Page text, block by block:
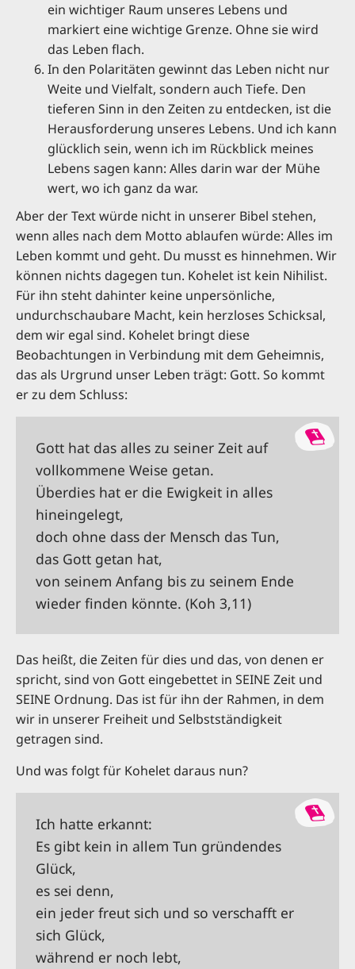
ein wichtiger Raum unseres Lebens und
markiert eine wichtige Grenze. Ohne sie wird
das Leben flach.
In den Polaritäten gewinnt das Leben nicht nur
Weite und Vielfalt, sondern auch Tiefe. Den
tieferen Sinn in den Zeiten zu entdecken, ist die
Herausforderung unseres Lebens. Und ich kann
glücklich sein, wenn ich im Rückblick meines
Lebens sagen kann: Alles darin war der Mühe
wert, wo ich ganz da war.
Aber der Text würde nicht in unserer Bibel stehen,
wenn alles nach dem Motto ablaufen würde: Alles im
Leben kommt und geht. Du musst es hinnehmen. Wir
können nichts dagegen tun. Kohelet ist kein Nihilist.
Für ihn steht dahinter keine unpersönliche,
undurchschaubare Macht, kein herzloses Schicksal,
dem wir egal sind. Kohelet bringt diese
Beobachtungen in Verbindung mit dem Geheimnis,
das als Urgrund unser Leben trägt: Gott. So kommt
er zu dem Schluss:
Gott hat das alles zu seiner Zeit auf
vollkommene Weise getan.
Überdies hat er die Ewigkeit in alles
hineingelegt,
doch ohne dass der Mensch das Tun,
das Gott getan hat,
von seinem Anfang bis zu seinem Ende
wieder finden könnte. (Koh 3,11)
Das heißt, die Zeiten für dies und das, von denen er
spricht, sind von Gott eingebettet in SEINE Zeit und
SEINE Ordnung. Das ist für ihn der Rahmen, in dem
wir in unserer Freiheit und Selbstständigkeit
getragen sind.
Und was folgt für Kohelet daraus nun?
Ich hatte erkannt:
Es gibt kein in allem Tun gründendes
Glück,
es sei denn,
ein jeder freut sich und so verschafft er
sich Glück,
während er noch lebt,